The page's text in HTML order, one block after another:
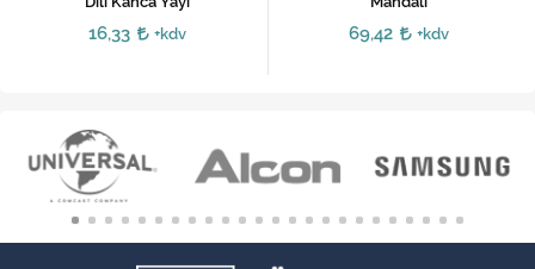
16,33 +kdv 69,42 +kdv